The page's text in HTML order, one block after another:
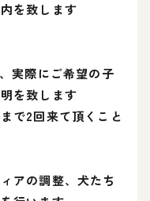
を致します
実際にご希望の子
を致します
で2回来て頂くこと
アの調整、犬たち